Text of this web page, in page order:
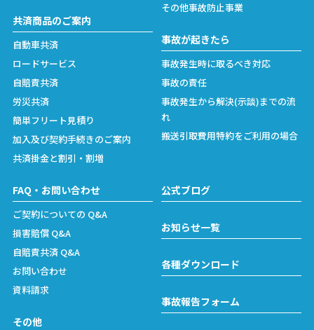
共済商品のご案内
自動車共済
ロードサービス
自賠責共済
労災共済
簡単フリート見積り
加入及び契約手続きのご案内
共済掛金と割引・割増
その他事故防止事業
事故が起きたら
事故発生時に取るべき対応
事故の責任
事故発生から解決(示談)までの流
れ
搬送引取費用特約をご利用の場合
FAQ・お問い合わせ
ご契約についての Q&A
損害賠償 Q&A
自賠責共済 Q&A
お問い合わせ
資料請求
その他
公式ブログ
お知らせ一覧
各種ダウンロード
事故報告フォーム